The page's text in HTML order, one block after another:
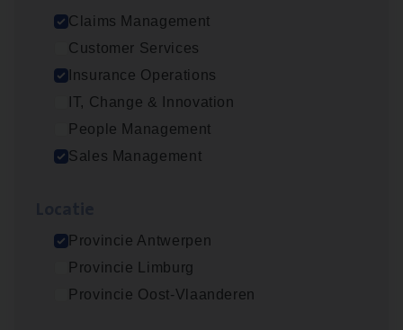
Claims Management
Customer Services
Insurance Operations
IT, Change & Innovation
People Management
Sales Management
Provincie Antwerpen
Provincie Limburg
Provincie Oost-Vlaanderen
Scha­de Expert Fleet
Claims Management
Antwerpen
Insu­ran­ce Bro­ker Trans­port
Insu­ran­ce Bro­kerKMO